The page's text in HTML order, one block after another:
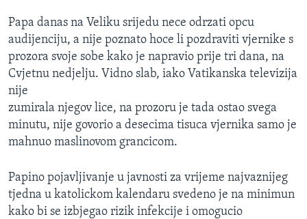
Papa danas na Veliku srijedu nece odrzati opcu
audijenciju, a nije poznato hoce li pozdraviti vjernike s
prozora svoje sobe kako je napravio prije tri dana, na
Cvjetnu nedjelju. Vidno slab, iako Vatikanska televizija
nije
zumirala njegov lice, na prozoru je tada ostao svega
minutu, nije govorio a desecima tisuca vjernika samo je
mahnuo maslinovom grancicom.
Papino pojavljivanje u javnosti za vrijeme najvaznijeg
tjedna u katolickom kalendaru svedeno je na minimun
kako bi se izbjegao rizik infekcije i omogucio